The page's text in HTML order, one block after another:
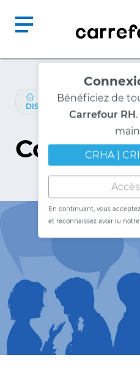
Bénéficiez de
Carrefour RH
CRHA |
En continuant, vous
et reconnaissez avoir lu
LIVRES-ELECTRONIQUES
DISCIPLINAIRES-ET-NON-